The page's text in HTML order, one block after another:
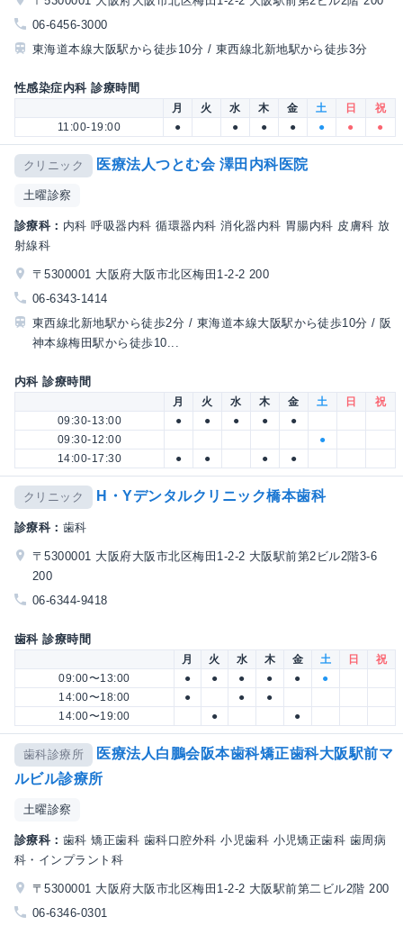
06-6456-3000
東海道本線大阪駅から徒歩10分 / 東西線北新地駅から徒歩3分
性感染症内科 診療時間
月 火 水 木 金 土 日
祝
11:00-19:00
● ● ● ● ● ● ●
クリニック 医療法人つとむ会 澤田内科医院
土曜診察
診療科： 内科 呼吸器内科 循環器内科 消化器内科 胃腸内科 皮膚科 放
射線科
〒5300001 大阪府大阪市北区梅田1-2-2 200
06-6343-1414
東西線北新地駅から徒歩2分 / 東海道本線大阪駅から徒歩10分 / 阪
神本線梅田駅から徒歩10...
内科 診療時間
月 火 水 木 金 土 日
祝
09:30-13:00
● ● ● ●
●
09:30-12:00
●
14:00-17:30
● ● ● ●
クリニック H・Yデンタルクリニック橋本歯科
診療科： 歯科
〒5300001 大阪府大阪市北区梅田1-2-2 大阪駅前第2ビル2階3-6
200
06-6344-9418
歯科 診療時間
月 火 水 木 金 土 日
祝
09:00〜13:00
● ● ● ● ●
●
14:00〜18:00
● ●
●
14:00〜19:00
● ●
歯科診療所
医療法人白鵬会阪本歯科矯正歯科大阪駅前マ
ルビル診療所
土曜診察
診療科： 歯科 矯正歯科 歯科口腔外科 小児歯科 小児矯正歯科 歯周病
科・インプラント科
〒5300001 大阪府大阪市北区梅田1-2-2 大阪駅前第二ビル2階 200
06-6346-0301